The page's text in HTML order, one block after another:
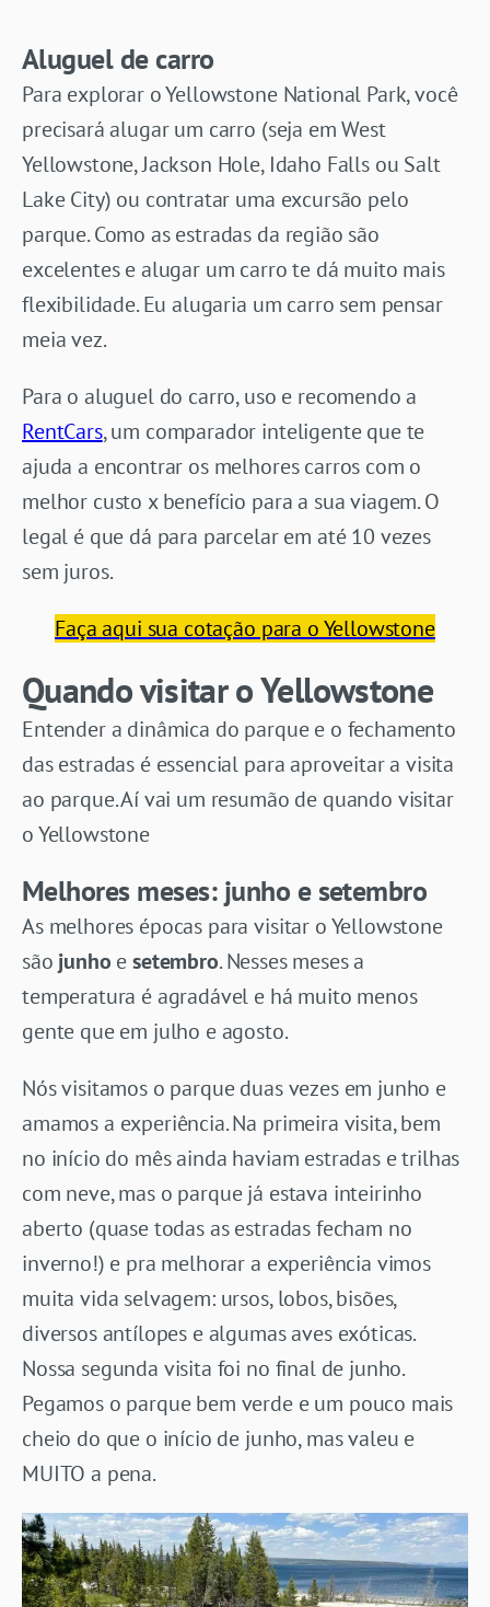
Aluguel de carro
Para explorar o Yellowstone National Park, você
precisará alugar um carro (seja em West
Yellowstone, Jackson Hole, Idaho Falls ou Salt
Lake City) ou contratar uma excursão pelo
parque. Como as estradas da região são
excelentes e alugar um carro te dá muito mais
flexibilidade. Eu alugaria um carro sem pensar
meia vez.
Para o aluguel do carro, uso e recomendo a
RentCars, um comparador inteligente que te
ajuda a encontrar os melhores carros com o
melhor custo x benefício para a sua viagem. O
legal é que dá para parcelar em até 10 vezes
sem juros.
Faça aqui sua cotação para o Yellowstone
Quando visitar o Yellowstone
Entender a dinâmica do parque e o fechamento
das estradas é essencial para aproveitar a visita
ao parque. Aí vai um resumão de quando visitar
o Yellowstone
Melhores meses: junho e setembro
As melhores épocas para visitar o Yellowstone
são junho esetembro. Nesses meses a
temperatura é agradável e há muito menos
gente que em julho e agosto.
Nós visitamos o parque duas vezes em junho e
amamos a experiência. Na primeira visita, bem
no início do mês ainda haviam estradas e trilhas
com neve, mas o parque já estava inteirinho
aberto (quase todas as estradas fecham no
inverno!) e pra melhorar a experiência vimos
muita vida selvagem: ursos, lobos, bisões,
diversos antílopes e algumas aves exóticas.
Nossa segunda visita foi no final de junho.
Pegamos o parque bem verde e um pouco mais
cheio do que o início de junho, mas valeu e
MUITO a pena.